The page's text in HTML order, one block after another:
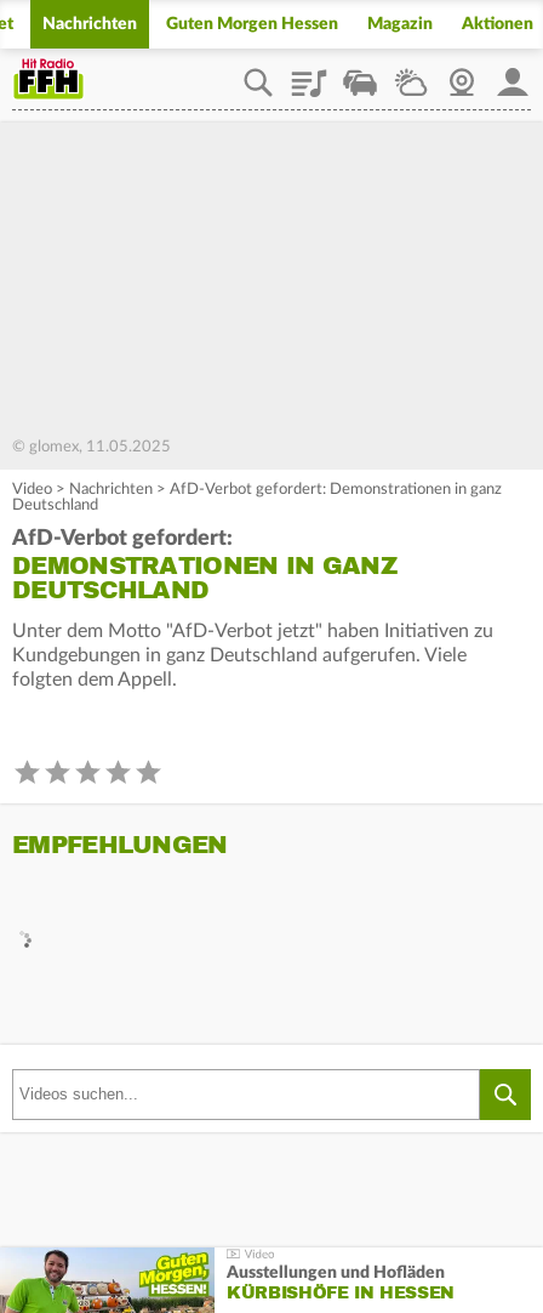
Nachrichten Guten Morgen Hessen Magazin Aktionen
PlaylistStaupilotWetterWebcam
© glomex, 11.05.2025
Video > Nachrichten > AfD-Verbot gefordert: Demonstrationen in ganz
Deutschland
AfD-Verbot gefordert:
DEMONSTRATIONEN IN GANZ
DEUTSCHLAND
Unter dem Motto "AfD-Verbot jetzt" haben Initiativen zu
Kundgebungen in ganz Deutschland aufgerufen. Viele
folgten dem Appell.
EMPFEHLUNGEN
Ausstellungen und Hofläden
KÜRBISHÖFE IN HESSEN